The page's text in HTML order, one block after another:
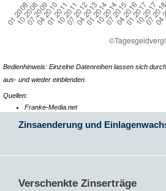
Bedienhinweis: Einzelne Datenreihen lassen sich
aus- und wieder einblenden.
Quellen:
Franke-Media.net
Zinsaenderung und
Verschenkte Zinserträge